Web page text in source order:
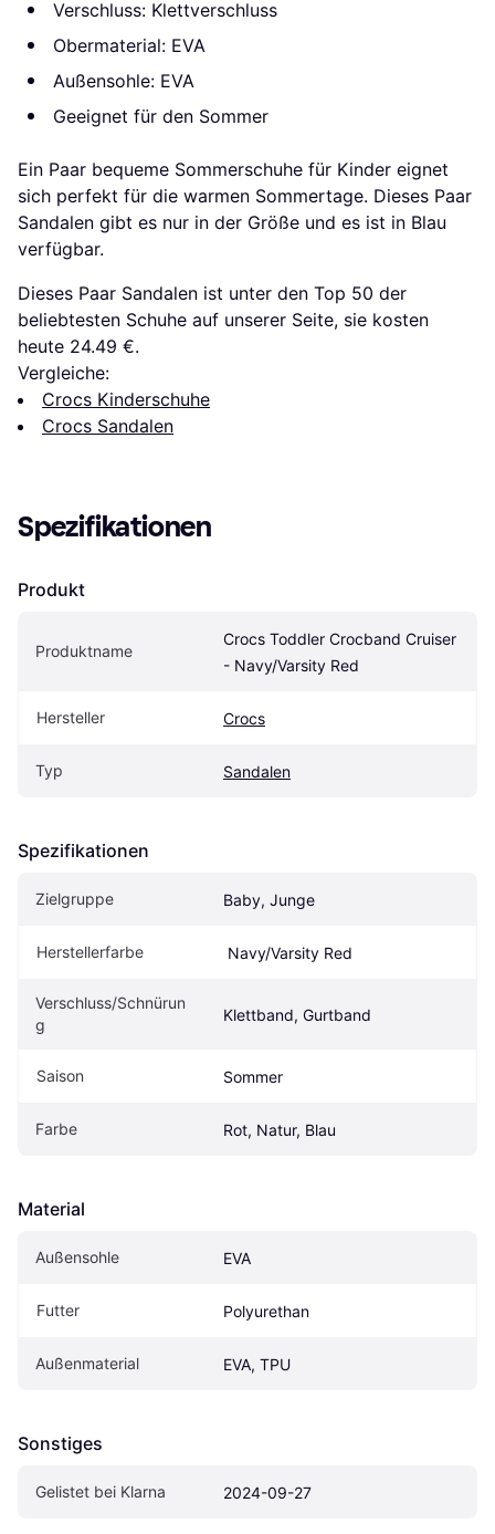
Verschluss: Klettverschluss
Obermaterial: EVA
Außensohle: EVA
Geeignet für den Sommer
Ein Paar bequeme Sommerschuhe für Kinder eignet
sich perfekt für die warmen Sommertage. Dieses Paar
Sandalen gibt es nur in der Größe und es ist in Blau
verfügbar.
Dieses Paar Sandalen ist unter den Top 50 der
beliebtesten Schuhe auf unserer Seite, sie kosten
heute 24.49 €.
Vergleiche:
Crocs Kinderschuhe
Crocs Sandalen
Spezifikationen
Produkt
Produktname
Crocs Toddler Crocband Cruiser
- Navy/Varsity Red
Hersteller Crocs
Typ Sandalen
Spezifikationen
Zielgruppe Baby, Junge
Herstellerfarbe Navy/Varsity Red
Verschluss/Schnürun
g
Klettband, Gurtband
Saison Sommer
Farbe Rot, Natur, Blau
Material
Außensohle EVA
Futter Polyurethan
Außenmaterial EVA, TPU
Sonstiges
Gelistet bei Klarna 2024-09-27